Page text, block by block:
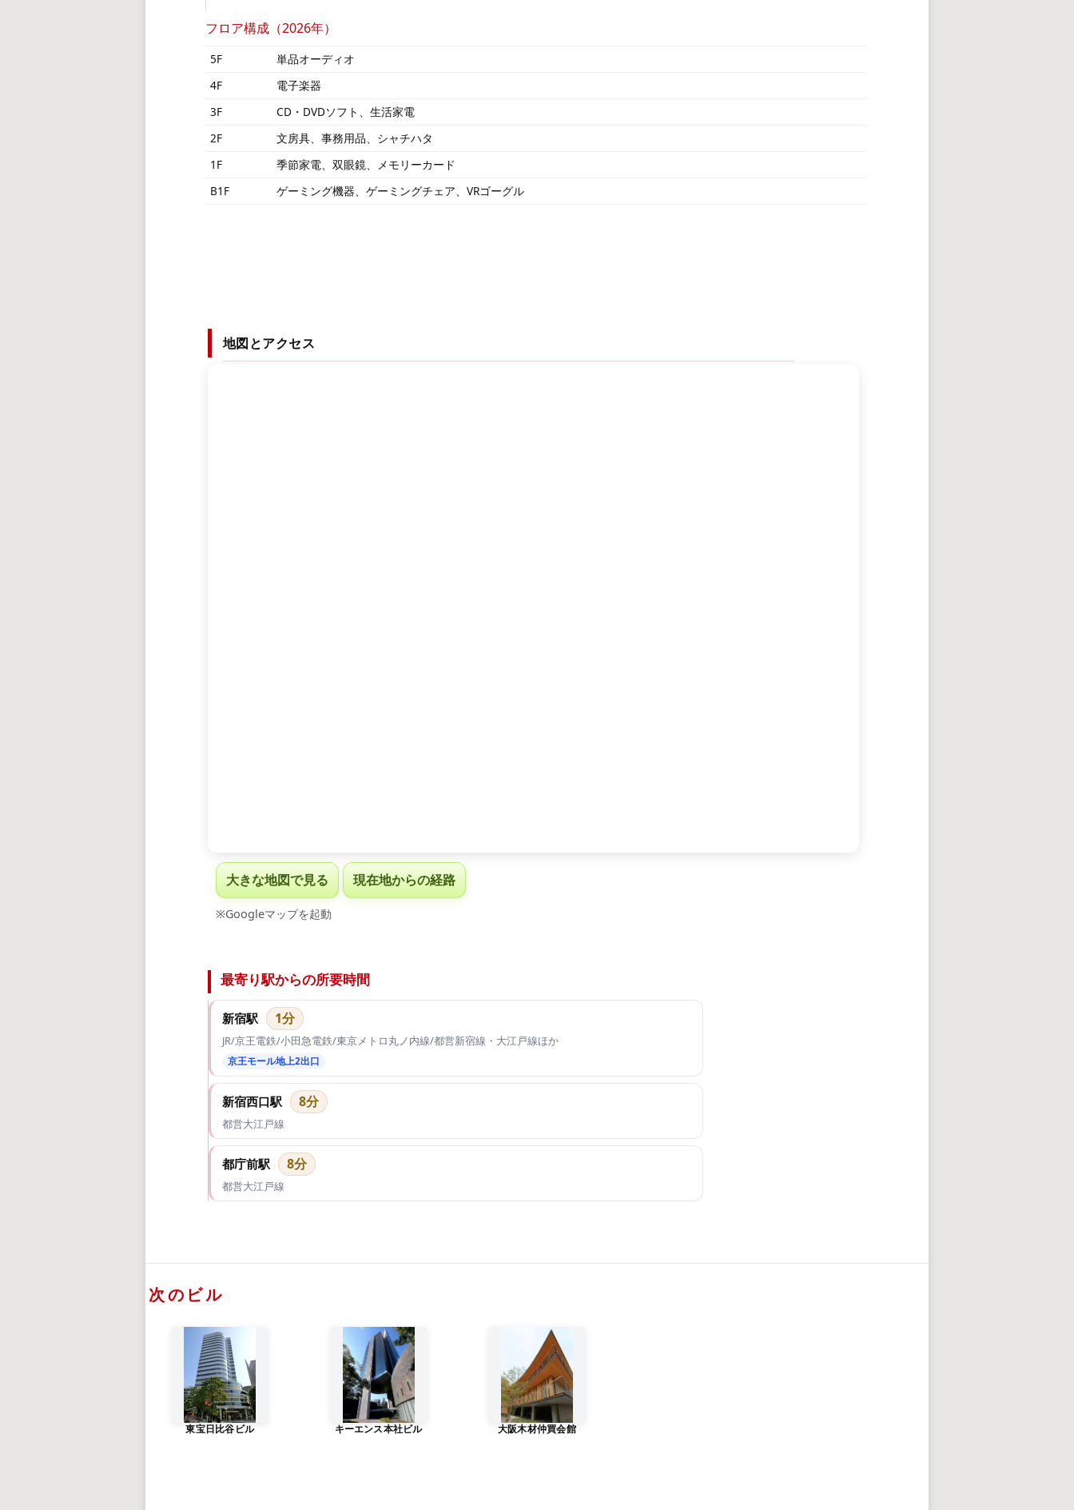
フロア構成（2026年）
5F
単品オーディオ
4F
電子楽器
3F
CD・DVDソフト、生活家電
2F
文房具、事務用品、シャチハタ
1F
季節家電、双眼鏡、メモリーカード
B1F
ゲーミング機器、ゲーミングチェア、VRゴーグル
地図とアクセス
大きな地図で見る 現在地からの経路
※Googleマップを起動
最寄り駅からの所要時間
新宿駅 1分
JR/京王電鉄/小田急電鉄/東京メトロ丸ノ内線/都営新宿線・大江戸線ほか
京王モール地上2出口
新宿西口駅 8分
都営大江戸線
都庁前駅 8分
都営大江戸線
次のビル
東宝日比谷ビル キーエンス本社ビル 大阪木材仲買会館